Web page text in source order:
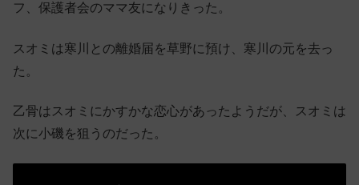
フ、保護者会のママ友になりきった。
スオミは寒川との離婚届を草野に預け、寒川の元を去っ
た。
乙骨はスオミにかすかな恋心があったようだが、スオミは
次に小磯を狙うのだった。